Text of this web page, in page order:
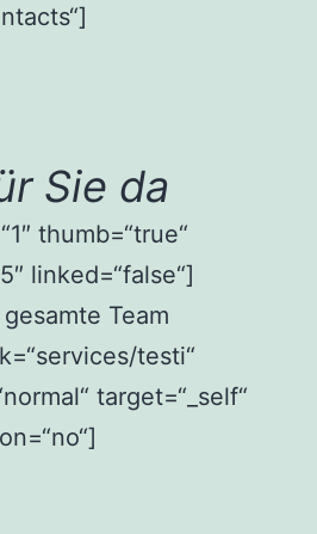
Sie da
thumb=“true“
linked=“false“]
Team
testi“
target=“_self“